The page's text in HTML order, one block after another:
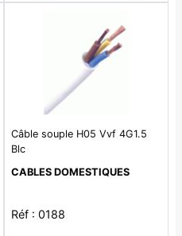
Câble souple H05 Vvf 4G1.5
Blc
CABLES DOMESTIQUES
Réf : 0188